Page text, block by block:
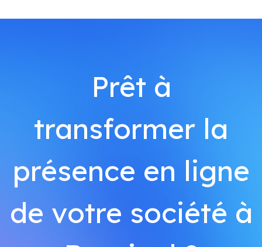
Prêt à
transformer la
présence en ligne
de votre société à